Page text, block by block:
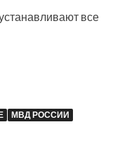
все
МВД РОССИИ